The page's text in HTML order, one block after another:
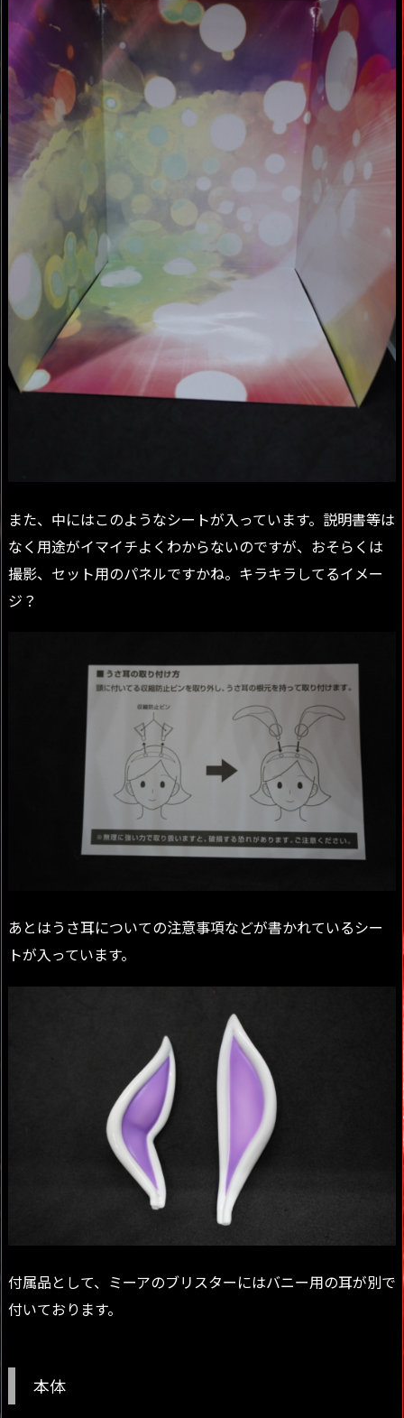
また、中にはこのようなシートが入っています。説明書等は
なく用途がイマイチよくわからないのですが、おそらくは
撮影、セット用のパネルですかね。キラキラしてるイメー
ジ？
あとはうさ耳についての注意事項などが書かれているシー
トが入っています。
付属品として、ミーアのブリスターにはバニー用の耳が別で
付いております。
本体